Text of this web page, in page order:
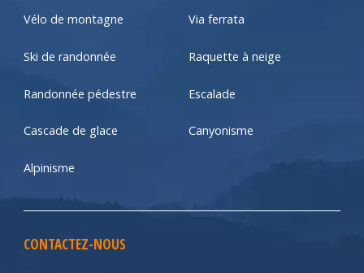
Vélo de montagne Via ferrata
Ski de randonnée Raquette à neige
Randonnée pédestre Escalade
Cascade de glace Canyonisme
Alpinisme
CONTACTEZ-NOUS